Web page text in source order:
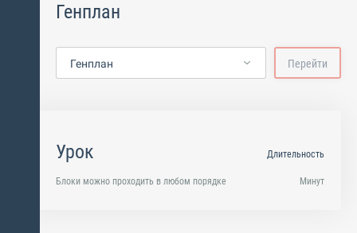
Генплан
Генплан Перейти
Урок
Блоки можно проходить в любом порядке
Длительность
Минут